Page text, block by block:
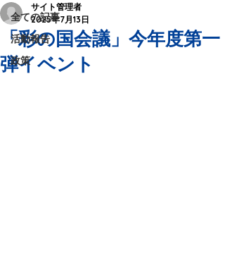
全ての記事
活動報告
政策
「彩の国会議」今年度第一
弾イベント
サイト管理者
2025年7月13日